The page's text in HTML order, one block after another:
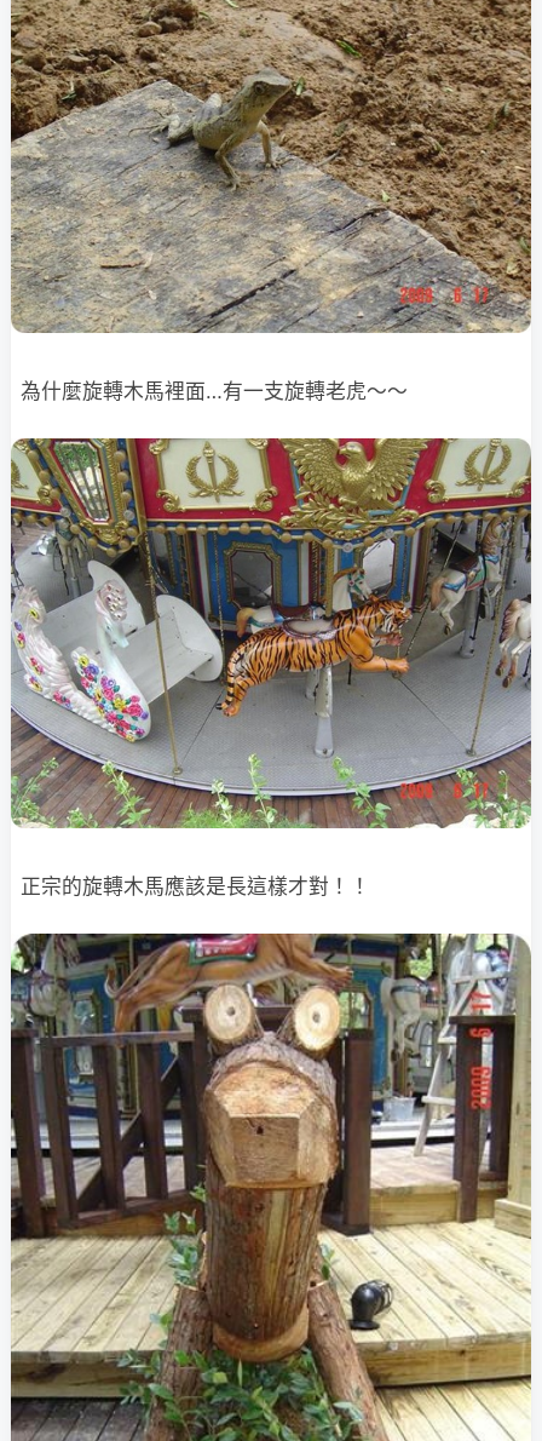
為什麼旋轉木馬裡面…有一支旋轉老虎～～
正宗的旋轉木馬應該是長這樣才對！！